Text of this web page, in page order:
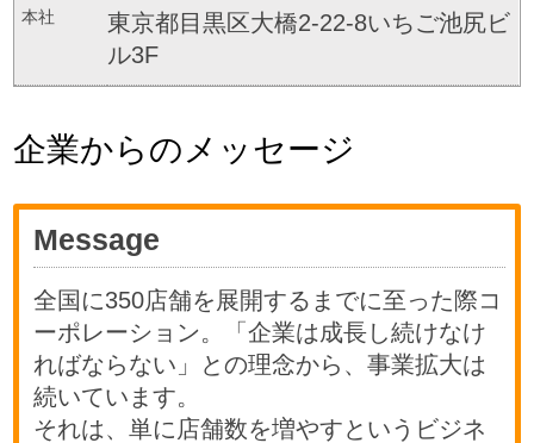
本社
東京都目黒区大橋2-22-8いちご池尻ビ
ル3F
企業からのメッセージ
Message
全国に350店舗を展開するまでに至った際コ
ーポレーション。「企業は成長し続けなけ
ればならない」との理念から、事業拡大は
続いています。
それは、単に店舗数を増やすというビジネ